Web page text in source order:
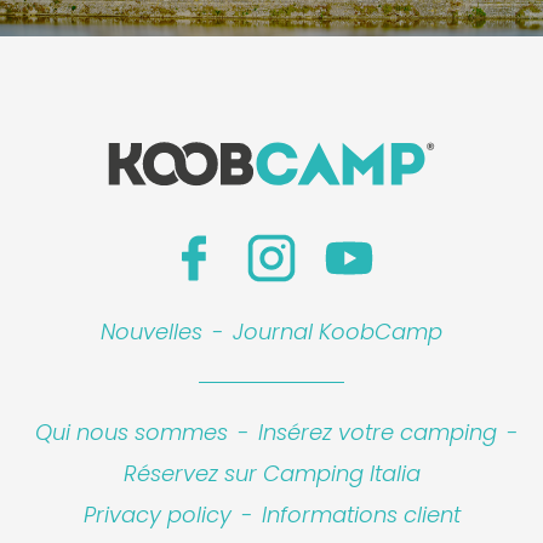
Nouvelles - Journal KoobCamp
Qui nous sommes - Insérez votre camping -
Réservez sur Camping Italia
Privacy policy - Informations client